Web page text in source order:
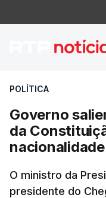
POLÍTICA
Governo
da
nacionalidade
O ministro da
presidente do